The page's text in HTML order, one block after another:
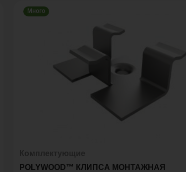
Много
POLYWOOD™ КЛИПСА МОНТАЖНАЯ